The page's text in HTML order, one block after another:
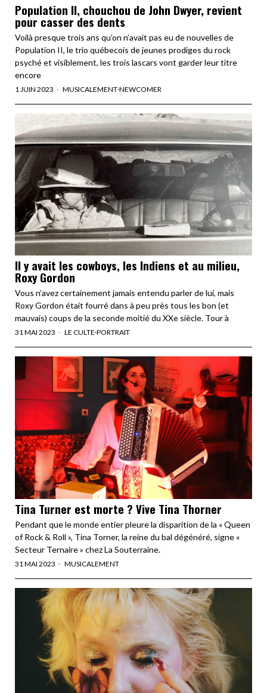
Population II, chouchou de John Dwyer, revient
pour casser des dents
Voilà presque trois ans qu’on n’avait pas eu de nouvelles de
Population II, le trio québecois de jeunes prodiges du rock
psyché et visiblement, les trois lascars vont garder leur titre
encore
1 JUIN 2023 MUSICALEMENT·NEWCOMER
Il y avait les cowboys, les Indiens et au milieu,
Roxy Gordon
Vous n’avez certainement jamais entendu parler de lui, mais
Roxy Gordon était fourré dans à peu près tous les bon (et
mauvais) coups de la seconde moitié du XXe siècle. Tour à
31 MAI 2023 LE CULTE·PORTRAIT
Tina Turner est morte ? Vive Tina Thorner
Pendant que le monde entier pleure la disparition de la « Queen
of Rock & Roll », Tina Torner, la reine du bal dégénéré, signe «
Secteur Ternaire » chez La Souterraine.
31 MAI 2023 MUSICALEMENT